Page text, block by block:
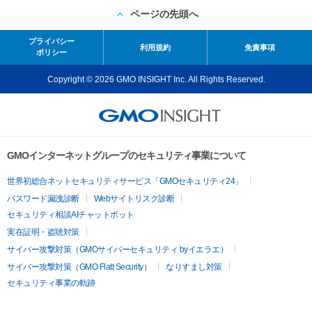
ページの先頭へ
プライバシー
ポリシー
利用規約 免責事項
Copyright © 2026 GMO INSIGHT Inc. All Rights Reserved.
GMOインターネットグループのセキュリティ事業について
世界初総合ネットセキュリティサービス「GMOセキュリティ24」
パスワード漏洩診断
Webサイトリスク診断
セキュリティ相談AIチャットボット
実在証明・盗聴対策
サイバー攻撃対策（GMOサイバーセキュリティ byイエラエ）
サイバー攻撃対策（GMO Flatt Security）
なりすまし対策
セキュリティ事業の軌跡